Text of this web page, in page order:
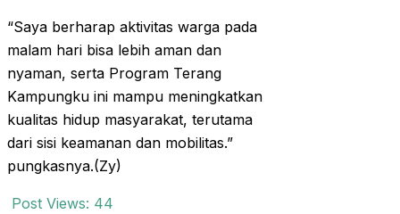
“Saya berharap aktivitas warga pada
malam hari bisa lebih aman dan
nyaman, serta Program Terang
Kampungku ini mampu meningkatkan
kualitas hidup masyarakat, terutama
dari sisi keamanan dan mobilitas.”
pungkasnya.(Zy)
Post Views: 44